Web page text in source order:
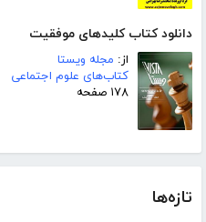
دانلود کتاب کلیدهای موفقیت
از: مجله ویستا
کتاب‌های علوم اجتماعی
۱۷۸ صفحه
تازه‌ها